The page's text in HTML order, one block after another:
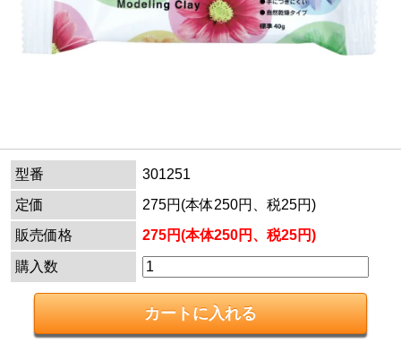
型番
301251
定価
275円(本体250円、税25円)
販売価格
275円(本体250円、税25円)
購入数